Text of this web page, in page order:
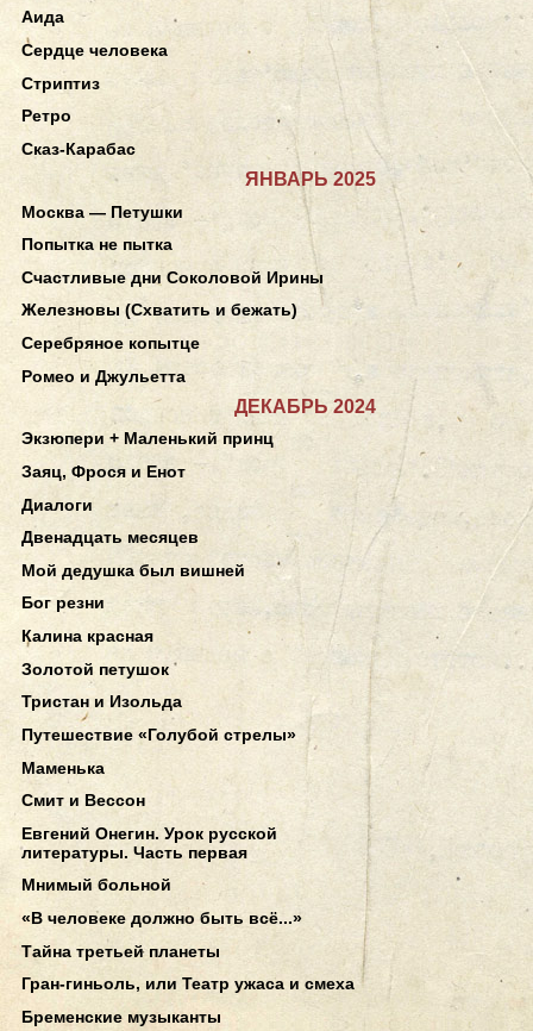
Аида
Сердце человека
Стриптиз
Ретро
Сказ-Карабас
ЯНВАРЬ 2025
Москва — Петушки
Попытка не пытка
Счастливые дни Соколовой Ирины
Железновы (Схватить и бежать)
Серебряное копытце
Ромео и Джульетта
ДЕКАБРЬ 2024
Экзюпери + Маленький принц
Заяц, Фрося и Енот
Диалоги
Двенадцать месяцев
Мой дедушка был вишней
Бог резни
Калина красная
Золотой петушок
Тристан и Изольда
Путешествие «Голубой стрелы»
Маменька
Смит и Вессон
Евгений Онегин. Урок русской
литературы. Часть первая
Мнимый больной
«В человеке должно быть всё...»
Тайна третьей планеты
Гран-гиньоль, или Театр ужаса и смеха
Бременские музыканты